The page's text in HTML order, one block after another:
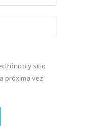
y sitio
próxima vez